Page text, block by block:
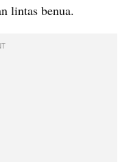
lintas benua.